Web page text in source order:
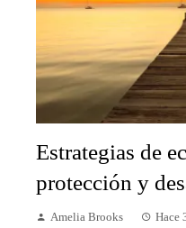
Estrategias de
protección y
Amelia Brooks Hace